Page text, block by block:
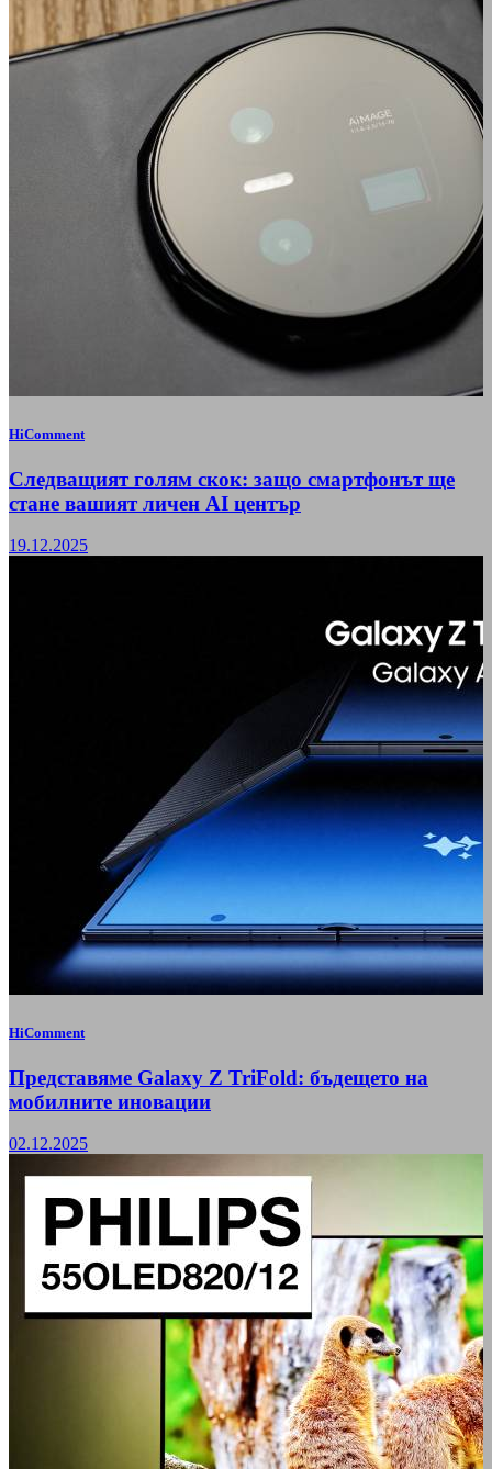
HiComment
Следващият голям скок: защо смартфонът ще
стане вашият личен AI център
19.12.2025
HiComment
Представяме Galaxy Z TriFold: бъдещето на
мобилните иновации
02.12.2025